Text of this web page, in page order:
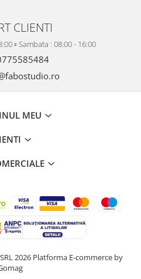
CLIENTI
▫️ Sambata : 08:00 - 16:00
MEU
2026 Platforma E-commerce by